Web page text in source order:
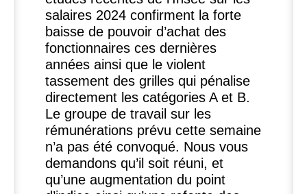
salaires 2024 confirment la forte
baisse de pouvoir d’achat des
fonctionnaires ces dernières
années ainsi que le violent
tassement des grilles qui pénalise
directement les catégories A et B.
Le groupe de travail sur les
rémunérations prévu cette semaine
n’a pas été convoqué. Nous vous
demandons qu’il soit réuni, et
qu’une augmentation du point